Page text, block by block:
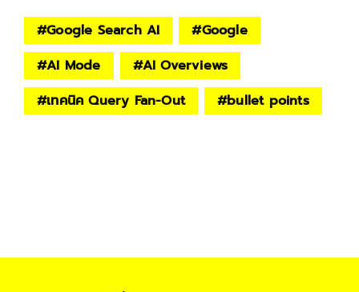
#Google Search AI #Google
#AI Mode #AI Overviews
#เทคนิค Query Fan-Out #bullet points